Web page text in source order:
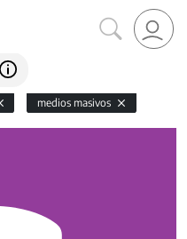
medios masivos